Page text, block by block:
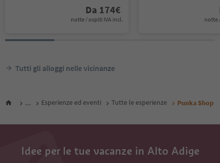
Da 174€
notte / ospiti IVA incl. notte
Tutti gli alloggi nelle vicinanze
... Esperienze ed eventi Tutte le esperienze Punka Shop
Idee per le tue vacanze in Alto Adige